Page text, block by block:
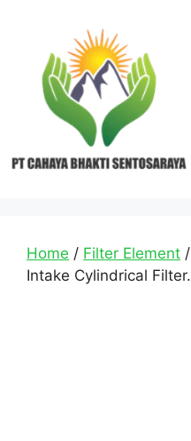
Home / Filter Element /
Intake Cylindrical Filter.